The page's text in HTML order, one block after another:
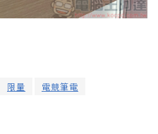
限量 電競筆電